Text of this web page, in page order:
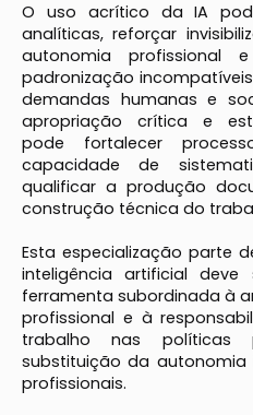
O uso acrítico da IA
analíticas, reforçar
autonomia profissional
padronização
demandas humanas e
apropriação crítica e
pode fortalecer
capacidade de
qualificar a produção
construção técnica do
Esta especialização parte
inteligência artificial
ferramenta subordinada à
profissional e à
trabalho nas políticas
substituição da
profissionais.